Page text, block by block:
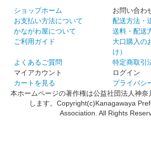
ショップホーム
お問い合わ
お支払い方法について
配送方法・
かながわ屋について
送料・配送
ご利用ガイド
大口購入の
け）
よくあるご質問
特定商取引
マイアカウント
ログイン
カートを見る
プライバシ
本ホームページの著作権は公益社団法人神奈
します。Copyright(c)Kanagawaya
Association. All Rights